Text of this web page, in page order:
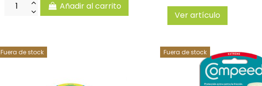
Añadir al carrito
Ver artículo
Fuera de stock Fuera de stock